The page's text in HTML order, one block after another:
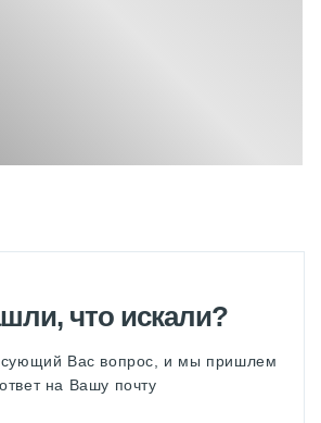
что искали?
Вас вопрос, и мы пришлем
ответ на Вашу почту